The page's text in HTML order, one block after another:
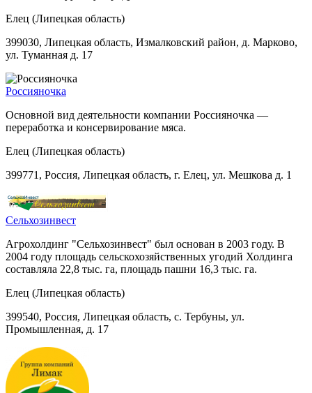
Елец (Липецкая область)
399030, Липецкая область, Измалковский район, д. Марково,
ул. Туманная д. 17
Россияночка
Основной вид деятельности компании Россияночка —
переработка и консервирование мяса.
Елец (Липецкая область)
399771, Россия, Липецкая область, г. Елец, ул. Мешкова д. 1
Сельхозинвест
Агрохолдинг "Сельхозинвест" был основан в 2003 году. В
2004 году площадь сельскохозяйственных угодий Холдинга
составляла 22,8 тыс. га, площадь пашни 16,3 тыс. га.
Елец (Липецкая область)
399540, Россия, Липецкая область, с. Тербуны, ул.
Промышленная, д. 17